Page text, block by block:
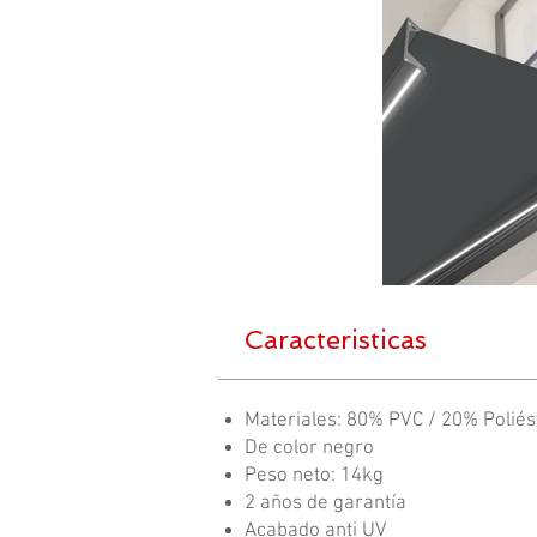
Caracteristicas
Materiales: 80% PVC / 20%
De color negro
Peso neto: 14kg
2 años de garantía
Acabado anti UV